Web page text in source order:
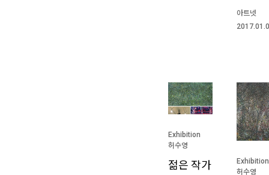
아트넷
Exhibition
허수영
젊은 작가
Exhibition
허수영